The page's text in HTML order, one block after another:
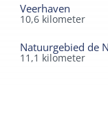
Veerhaven
10,6 kilometer
Natuurgebied de
11,1 kilometer